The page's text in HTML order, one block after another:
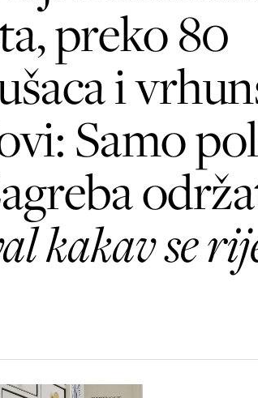
preko 80
i
Samo
kakav se